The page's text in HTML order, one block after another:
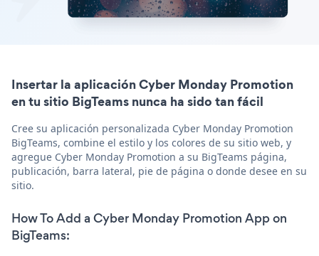
Insertar la aplicación Cyber Monday Promotion
en tu sitio BigTeams nunca ha sido tan fácil
Cree su aplicación personalizada Cyber Monday Promotion
BigTeams, combine el estilo y los colores de su sitio web, y
agregue Cyber Monday Promotion a su BigTeams página,
publicación, barra lateral, pie de página o donde desee en su
sitio.
How To Add a Cyber Monday Promotion App on
BigTeams: